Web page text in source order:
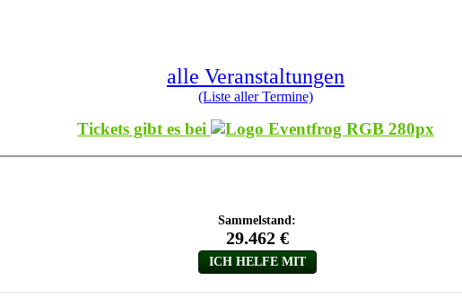
alle Veranstaltungen
(Liste aller Termine)
Tickets gibt es bei